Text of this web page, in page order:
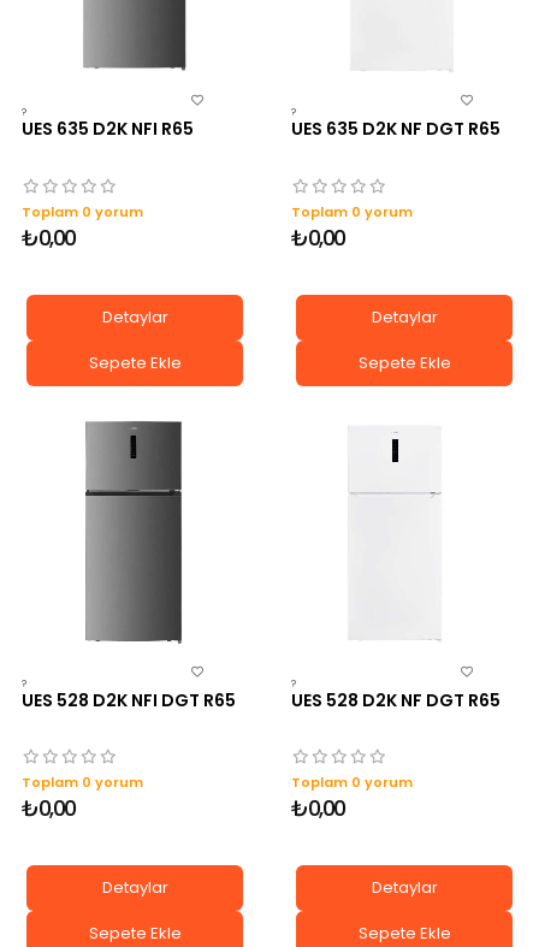
?
UES 635 D2K NFI R65
Toplam 0 yorum
₺0,00
Detaylar
Sepete Ekle
?
UES 635 D2K NF DGT R65
Toplam 0 yorum
₺0,00
Detaylar
Sepete Ekle
?
UES 528 D2K NFI DGT R65
Toplam 0 yorum
₺0,00
Detaylar
Sepete Ekle
?
UES 528 D2K NF DGT R65
Toplam 0 yorum
₺0,00
Detaylar
Sepete Ekle